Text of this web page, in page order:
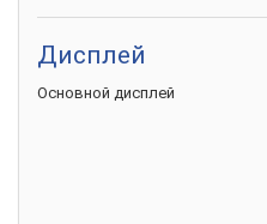
Дисплей
Основной дисплей